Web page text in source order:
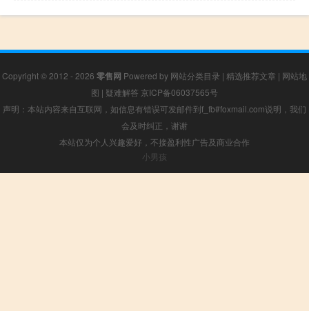
Copyright © 2012 - 2026 零售网 Powered by 网站分类目录 | 精选推荐文章 | 网站地
图 | 疑难解答 京ICP备06037565号
声明：本站内容来自互联网，如信息有错误可发邮件到f_fb#foxmail.com说明，我们
会及时纠正，谢谢
本站仅为个人兴趣爱好，不接盈利性广告及商业合作
小男孩